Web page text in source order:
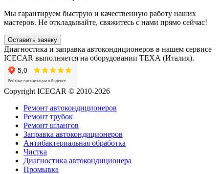
Мы гарантируем быструю и качественную работу наших
мастеров. Не откладывайте, свяжитесь с нами прямо сейчас!
Оставить заявку
Диагностика и заправка автокондиционеров в нашем сервисе
ICECAR выполняется на оборудовании ТЕХА (Италия).
Copyright ICECAR © 2010-2026
Ремонт автокондиционеров
Ремонт трубок
Ремонт шлангов
Заправка автокондиционеров
Антибактериальная обработка
Чистка
Диагностика автокондиционера
Промывка